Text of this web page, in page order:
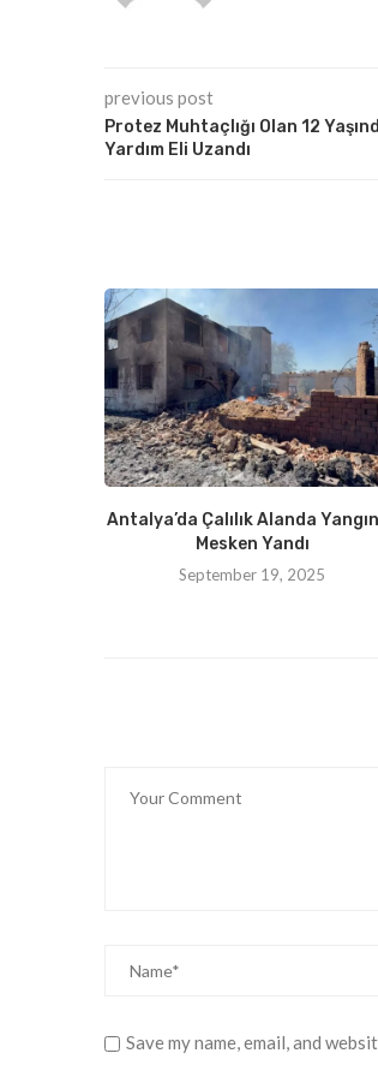
previous post
Protez Muhtaçlığı Olan 12
Yardım Eli Uzandı
Antalya’da Çalılık Alanda
Mesken Yandı
September 19, 2025
Save my name, email, and